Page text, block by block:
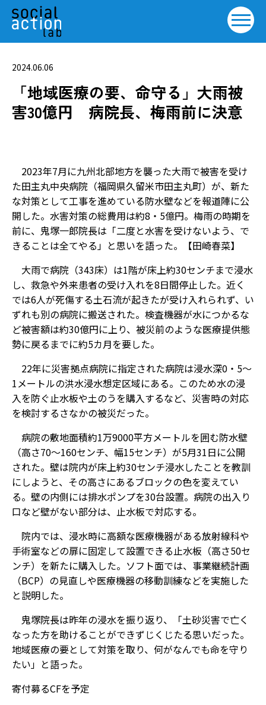
2024.06.06
「地域医療の要、命守る」大雨被
害30億円 病院長、梅雨前に決意
2023年7月に九州北部地方を襲った大雨で被害を受け
た田主丸中央病院（福岡県久留米市田主丸町）が、新た
な対策として工事を進めている防水壁などを報道陣に公
開した。水害対策の総費用は約8・5億円。梅雨の時期を
前に、鬼塚一郎院長は「二度と水害を受けないよう、で
きることは全てやる」と思いを語った。【田崎春菜】
大雨で病院（343床）は1階が床上約30センチまで浸水
し、救急や外来患者の受け入れを8日間停止した。近く
では6人が死傷する土石流が起きたが受け入れられず、い
ずれも別の病院に搬送された。検査機器が水につかるな
ど被害額は約30億円に上り、被災前のような医療提供態
勢に戻るまでに約5カ月を要した。
22年に災害拠点病院に指定された病院は浸水深0・5～
1メートルの洪水浸水想定区域にある。このため水の浸
入を防ぐ止水板や土のうを購入するなど、災害時の対応
を検討するさなかの被災だった。
病院の敷地面積約1万9000平方メートルを囲む防水壁
（高さ70～160センチ、幅15センチ）が5月31日に公開
された。壁は院内が床上約30センチ浸水したことを教訓
にしようと、その高さにあるブロックの色を変えてい
る。壁の内側には排水ポンプを30台設置。病院の出入り
口など壁がない部分は、止水板で対応する。
院内では、浸水時に高額な医療機器がある放射線科や
手術室などの扉に固定して設置できる止水板（高さ50セ
ンチ）を新たに購入した。ソフト面では、事業継続計画
（BCP）の見直しや医療機器の移動訓練などを実施した
と説明した。
鬼塚院長は昨年の浸水を振り返り、「土砂災害で亡く
なった方を助けることができずじくじたる思いだった。
地域医療の要として対策を取り、何がなんでも命を守り
たい」と語った。
寄付募るCFを予定